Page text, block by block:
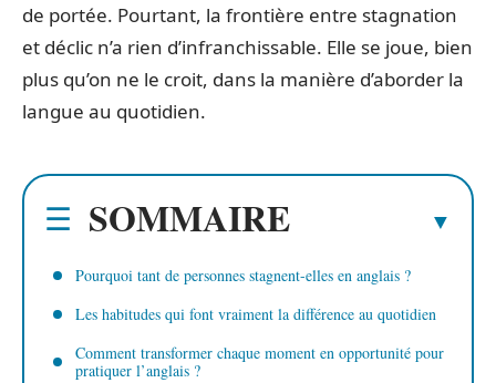
de portée. Pourtant, la frontière entre stagnation
et déclic n’a rien d’infranchissable. Elle se joue, bien
plus qu’on ne le croit, dans la manière d’aborder la
langue au quotidien.
SOMMAIRE
Pourquoi tant de personnes stagnent-elles en anglais ?
Les habitudes qui font vraiment la différence au quotidien
Comment transformer chaque moment en opportunité pour
pratiquer l’anglais ?